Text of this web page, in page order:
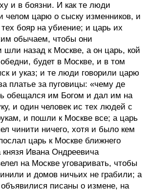
и в боязни. И как те люди
челом царю о сыску изменников, и
бояр на убиение; и царь их
обычаем, чтобы они
шли назад к Москве, а он царь, кой
будет в Москве, и в том
и указ; и те люди говорили царю
платье за пуговицы: «чему де
обещался им Богом и дал им на
и один человек ис тех людей с
и пошли к Москве все; а царь
чинити ничего, хотя и было кем
царь к Москве ближнего
князя Ивана Ондреевича
на Москве уговаривать, чтобы
и домов ничьих не грабили; а
писаны о измене, на